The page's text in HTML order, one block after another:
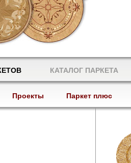
КАТАЛОГ ПАРКЕТА
Проекты Паркет плюс